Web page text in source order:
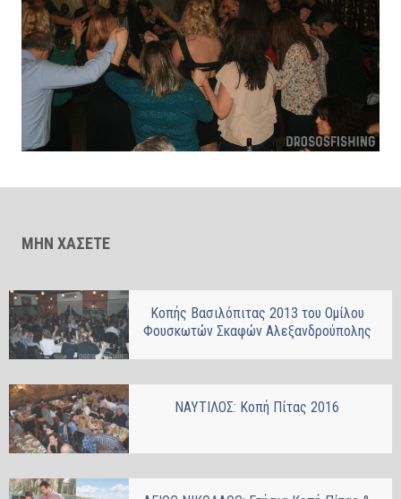
ΜΗΝ ΧΑΣΕΤΕ
Κοπής Βασιλόπιτας 2013 του Ομίλου
Φουσκωτών Σκαφών Αλεξανδρούπολης
ΝΑΥΤΙΛΟΣ: Κοπή Πίτας 2016